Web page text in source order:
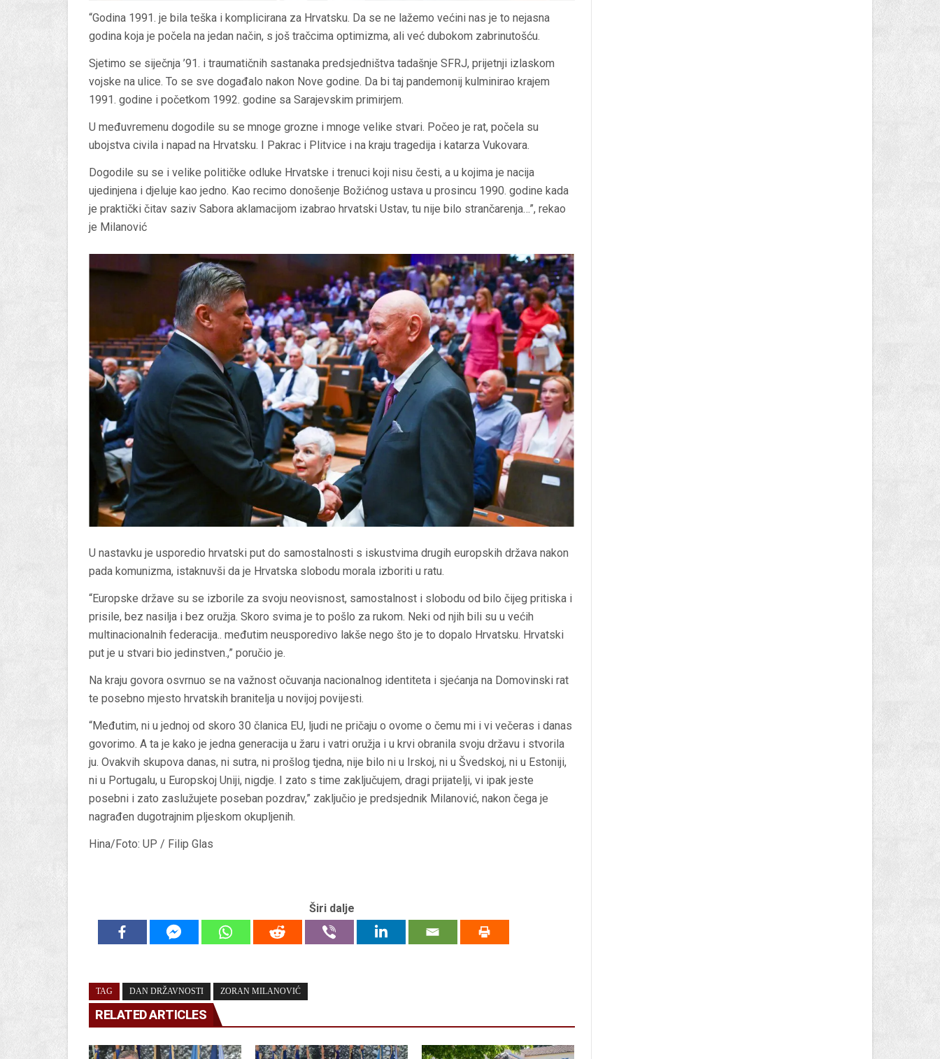
“Godina 1991. je bila teška i komplicirana za Hrvatsku. Da se ne lažemo većini nas je to nejasna
godina koja je počela na jedan način, s još tračcima optimizma, ali već dubokom zabrinutošću.
Sjetimo se siječnja ’91. i traumatičnih sastanaka predsjedništva tadašnje SFRJ, prijetnji izlaskom
vojske na ulice. To se sve događalo nakon Nove godine. Da bi taj pandemonij kulminirao krajem
1991. godine i početkom 1992. godine sa Sarajevskim primirjem.
U međuvremenu dogodile su se mnoge grozne i mnoge velike stvari. Počeo je rat, počela su
ubojstva civila i napad na Hrvatsku. I Pakrac i Plitvice i na kraju tragedija i katarza Vukovara.
Dogodile su se i velike političke odluke Hrvatske i trenuci koji nisu česti, a u kojima je nacija
ujedinjena i djeluje kao jedno. Kao recimo donošenje Božićnog ustava u prosincu 1990. godine kada
je praktički čitav saziv Sabora aklamacijom izabrao hrvatski Ustav, tu nije bilo strančarenja…”, rekao
je Milanović
U nastavku je usporedio hrvatski put do samostalnosti s iskustvima drugih europskih država nakon
pada komunizma, istaknuvši da je Hrvatska slobodu morala izboriti u ratu.
“Europske države su se izborile za svoju neovisnost, samostalnost i slobodu od bilo čijeg pritiska i
prisile, bez nasilja i bez oružja. Skoro svima je to pošlo za rukom. Neki od njih bili su u većih
multinacionalnih federacija.. međutim neusporedivo lakše nego što je to dopalo Hrvatsku. Hrvatski
put je u stvari bio jedinstven.,” poručio je.
Na kraju govora osvrnuo se na važnost očuvanja nacionalnog identiteta i sjećanja na Domovinski rat
te posebno mjesto hrvatskih branitelja u novijoj povijesti.
“Međutim, ni u jednoj od skoro 30 članica EU, ljudi ne pričaju o ovome o čemu mi i vi večeras i danas
govorimo. A ta je kako je jedna generacija u žaru i vatri oružja i u krvi obranila svoju državu i stvorila
ju. Ovakvih skupova danas, ni sutra, ni prošlog tjedna, nije bilo ni u Irskoj, ni u Švedskoj, ni u Estoniji,
ni u Portugalu, u Europskoj Uniji, nigdje. I zato s time zaključujem, dragi prijatelji, vi ipak jeste
posebni i zato zaslužujete poseban pozdrav,” zaključio je predsjednik Milanović, nakon čega je
nagrađen dugotrajnim pljeskom okupljenih.
Hina/Foto: UP / Filip Glas
Širi dalje
TAG DAN DRŽAVNOSTI ZORAN MILANOVIĆ
RELATED ARTICLES